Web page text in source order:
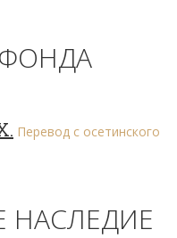
Перевод с осетинского
НАСЛЕДИЕ